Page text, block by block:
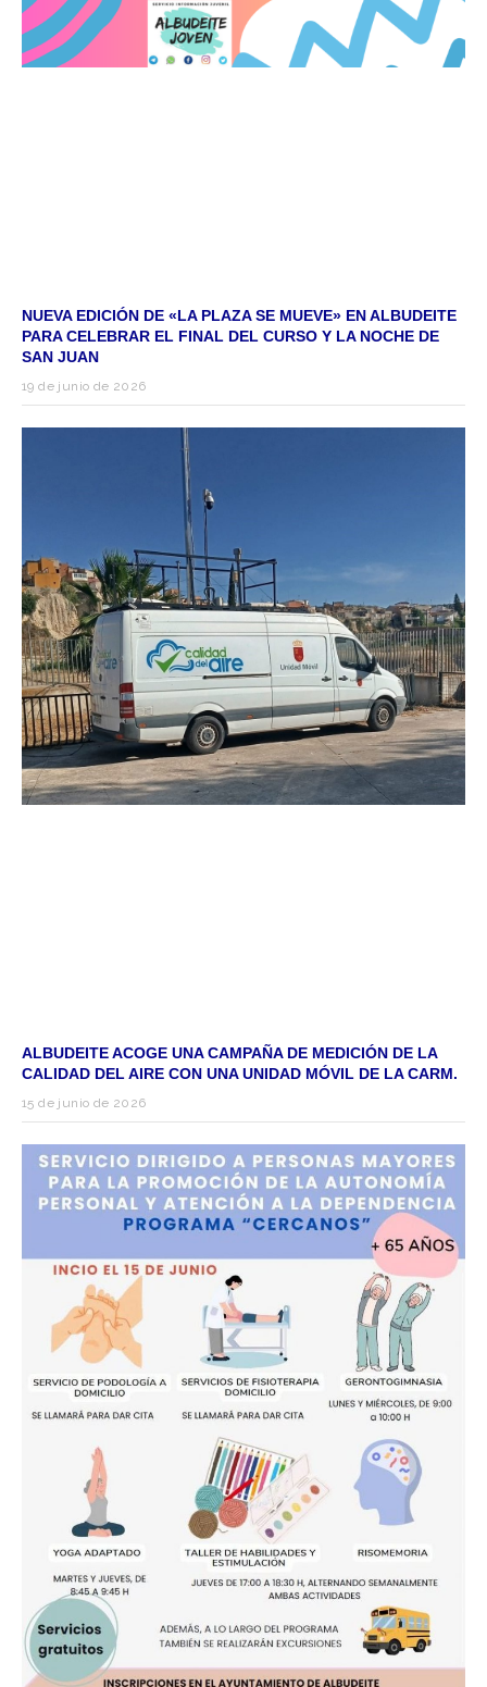
NUEVA EDICIÓN DE «LA PLAZA SE MUEVE» EN ALBUDEITE
PARA CELEBRAR EL FINAL DEL CURSO Y LA NOCHE DE
SAN JUAN
19 de junio de 2026
ALBUDEITE ACOGE UNA CAMPAÑA DE MEDICIÓN DE LA
CALIDAD DEL AIRE CON UNA UNIDAD MÓVIL DE LA CARM.
15 de junio de 2026